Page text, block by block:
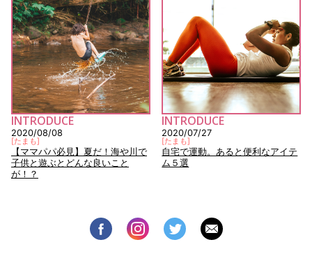
INTRODUCE
2020/08/08
[たまも]
【ママパパ必見】夏だ！海や川で
子供と遊ぶとどんな良いこと
が！？
INTRODUCE
2020/07/27
[たまも]
自宅で運動。あると便利なアイテ
ム５選